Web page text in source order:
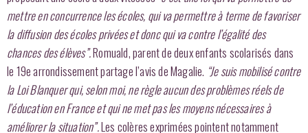
mettre en concurrence les écoles, qui va permettre à terme de favoriser
la diffusion des écoles privées et donc qui va contre l’égalité des
chances des élèves”.Romuald, parent de deux enfants scolarisés dans
le 19e arrondissement partage l’avis de Magalie. “Je suis mobilisé contre
la Loi Blanquer qui, selon moi, ne règle aucun des problèmes réels de
l’éducation en France et qui ne met pas les moyens nécessaires à
améliorer la situation”.Les colères exprimées pointent notamment